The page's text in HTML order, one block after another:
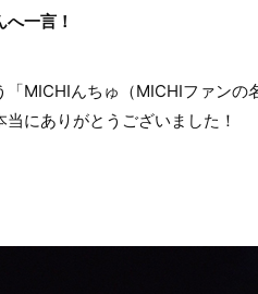
一言！
MICHIんちゅ（MICHIファンの
にありがとうございました！